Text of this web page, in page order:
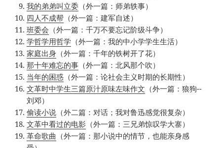
我的弟弟叫立委 （外一篇：师弟轶事）
四人不成帮 （外一篇：建军自述）
班委会 （外一篇：千万不要忘记阶级斗争）
学哲学用哲学 （外一篇：我的中小学学生生活）
家庭出身 （外一篇：千年的铁树开了花）
那十年难忘的事 （外一篇：北风那个吹）
当年的困惑 （外一篇：论社会主义时期的长期性）
文革时中学生三篇原汁原味左味作文 （外一篇：狼狗--
刘邓）
偷读小说 （外二篇：对话；我对鲁迅感觉很复杂）
文革中看过的电影 （外一篇：三兄弟惊叹学大寨）
革命歌曲 （外一篇：那小说中的情节，也能亲身感